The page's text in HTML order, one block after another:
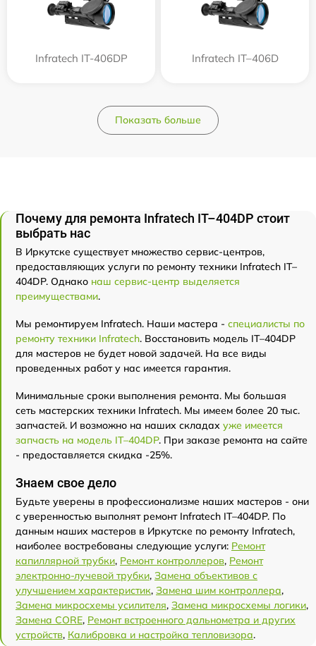
Infratech IT-406DP Infratech IT–406D
Показать больше
Почему для ремонта Infratech IT–404DP стоит
выбрать нас
В Иркутске существует множество сервис-центров,
предоставляющих услуги по ремонту техники Infratech IT–
404DP. Однако наш сервис-центр выделяется
преимуществами.
Мы ремонтируем Infratech. Наши мастера - специалисты по
ремонту техники Infratech. Восстановить модель IT–404DP
для мастеров не будет новой задачей. На все виды
проведенных работ у нас имеется гарантия.
Минимальные сроки выполнения ремонта. Мы большая
сеть мастерских техники Infratech. Мы имеем более 20 тыс.
запчастей. И возможно на наших складах уже имеется
запчасть на модель IT–404DP. При заказе ремонта на сайте
- предоставляется скидка -25%.
Знаем свое дело
Будьте уверены в профессионализме наших мастеров - они
с уверенностью выполнят ремонт Infratech IT–404DP. По
данным наших мастеров в Иркутске по ремонту Infratech,
наиболее востребованы следующие услуги: Ремонт
капиллярной трубки, Ремонт контроллеров, Ремонт
электронно-лучевой трубки, Замена объективов с
улучшением характеристик, Замена шим контроллера,
Замена микросхемы усилителя, Замена микросхемы логики,
Замена CORE, Ремонт встроенного дальнометра и других
устройств, Калибровка и настройка тепловизора.